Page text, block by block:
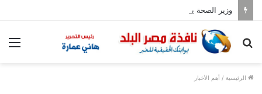
وزير الصحة يكرم أبطال حريق عيادات مدينة نصر
بحث
الرئيسية / أهم الأخبار